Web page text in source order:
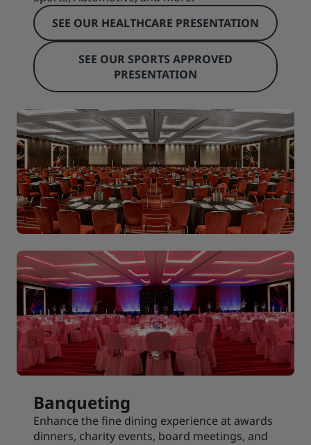
SEE OUR HEALTHCARE PRESENTATION
SEE OUR SPORTS APPROVED
PRESENTATION
Banqueting
Enhance the fine dining experience at awards
dinners, charity events, board meetings, and